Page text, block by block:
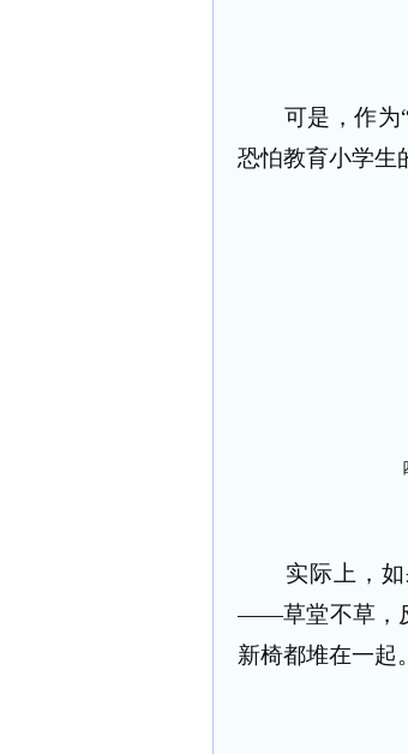
可是，作为“
恐怕教育小学生
实际上，如
——草堂不草，
新椅都堆在一起。